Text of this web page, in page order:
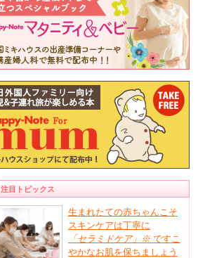
注目トピックス
生まれたての赤ちゃんこそ
スキンケアは丁寧に
「セラミドケア」 ※ ですこ
やかなお肌を保ちましょう